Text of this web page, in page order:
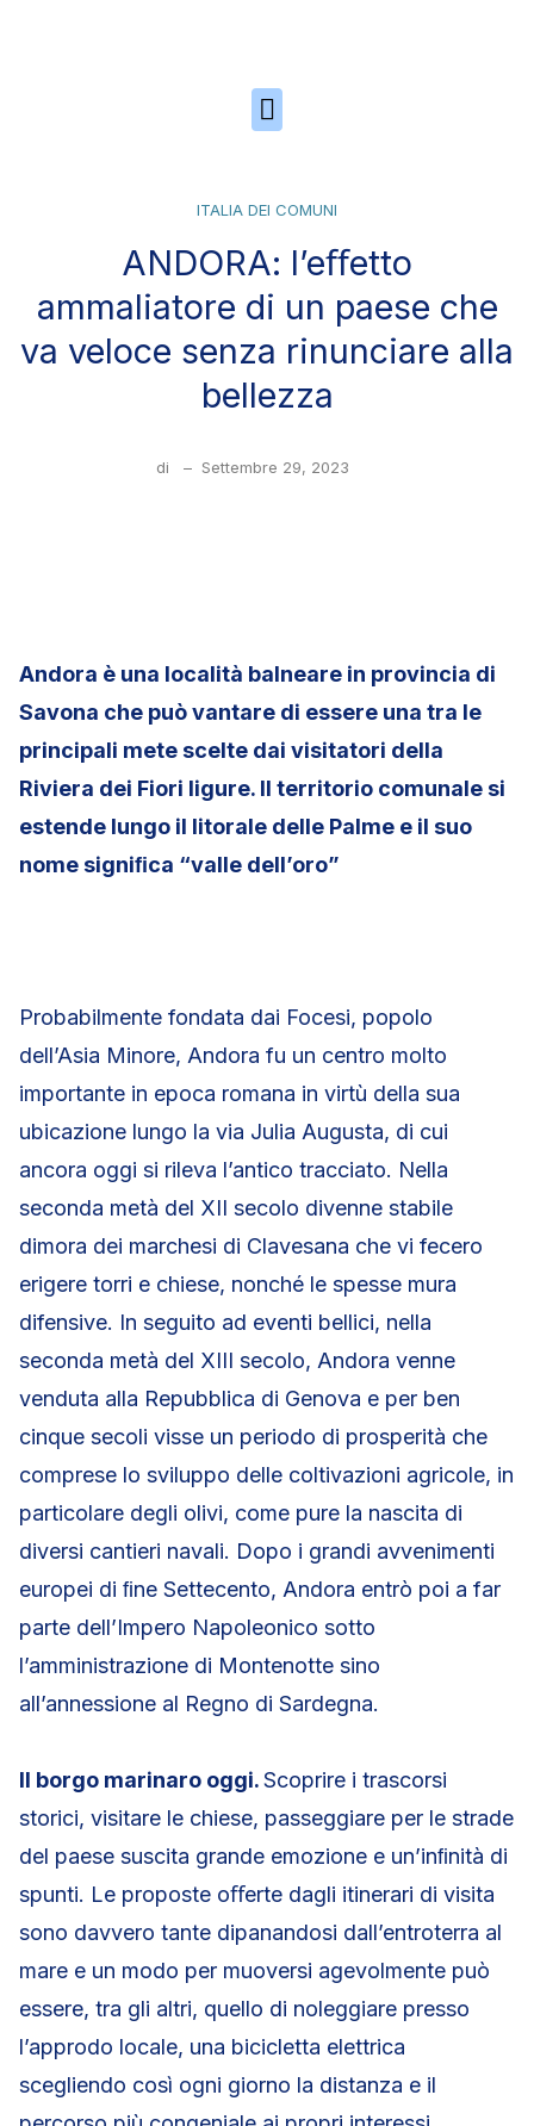
ITALIA DEI COMUNI
ANDORA: l’eﬀetto
ammaliatore di un paese che
va veloce senza rinunciare alla
bellezza
di – Settembre 29, 2023
Andora è una località balneare in provincia di
Savona che può vantare di essere una tra le
principali mete scelte dai visitatori della
Riviera dei Fiori ligure. Il territorio comunale si
estende lungo il litorale delle Palme e il suo
nome signiﬁca “valle dell’oro”
Probabilmente fondata dai Focesi, popolo
dell’Asia Minore, Andora fu un centro molto
importante in epoca romana in virtù della sua
ubicazione lungo la via Julia Augusta, di cui
ancora oggi si rileva l’antico tracciato. Nella
seconda metà del XII secolo divenne stabile
dimora dei marchesi di Clavesana che vi fecero
erigere torri e chiese, nonché le spesse mura
difensive. In seguito ad eventi bellici, nella
seconda metà del XIII secolo, Andora venne
venduta alla Repubblica di Genova e per ben
cinque secoli visse un periodo di prosperità che
comprese lo sviluppo delle coltivazioni agricole, in
particolare degli olivi, come pure la nascita di
diversi cantieri navali. Dopo i grandi avvenimenti
europei di ﬁne Settecento, Andora entrò poi a far
parte dell’Impero Napoleonico sotto
l’amministrazione di Montenotte sino
all’annessione al Regno di Sardegna.
Il borgo marinaro oggi.Scoprire i trascorsi
storici, visitare le chiese, passeggiare per le strade
del paese suscita grande emozione e un’inﬁnità di
spunti. Le proposte oﬀerte dagli itinerari di visita
sono davvero tante dipanandosi dall’entroterra al
mare e un modo per muoversi agevolmente può
essere, tra gli altri, quello di noleggiare presso
l’approdo locale, una bicicletta elettrica
scegliendo così ogni giorno la distanza e il